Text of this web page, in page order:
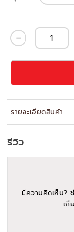
รายละเอียดสินค้า
รีวิว
มีความคิดเห็น?
เ